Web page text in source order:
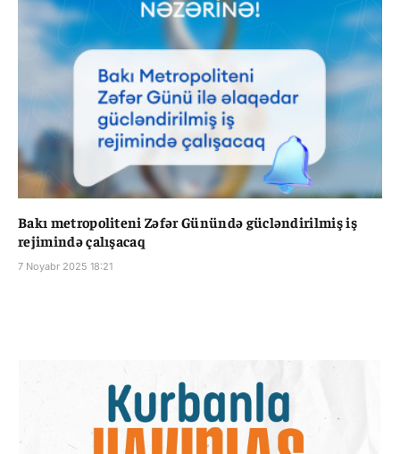
Bakı metropoliteni Zəfər Günündə gücləndirilmiş iş
rejimində çalışacaq
7 Noyabr 2025 18:21